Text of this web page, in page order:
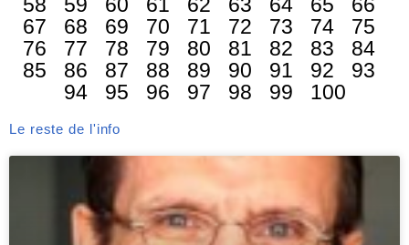
58
59 60 61 62 63 64 65
66
67
68 69 70 71 72 73 74
75
76
77 78 79 80 81 82 83
84
85
86 87 88 89 90 91 92
93
94
95 96 97 98 99 100
Le reste de l'info